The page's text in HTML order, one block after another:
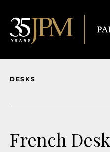
DESKS
French Desk